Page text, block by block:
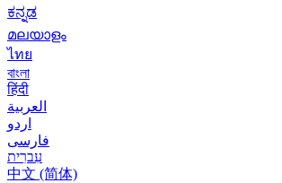
ಕನ್ನಡ
മലയാളം
ไทย
বাংলা
हिंदी
العربية
اردو
فارسی
עִברִית
中文 (简体)